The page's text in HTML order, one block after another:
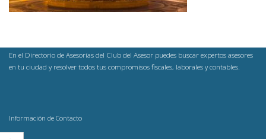
En el Directorio de Asesorías del Club del Asesor puedes buscar expertos asesores
en tu ciudad y resolver todos tus compromisos fiscales, laborales y contables.
Información de Contacto